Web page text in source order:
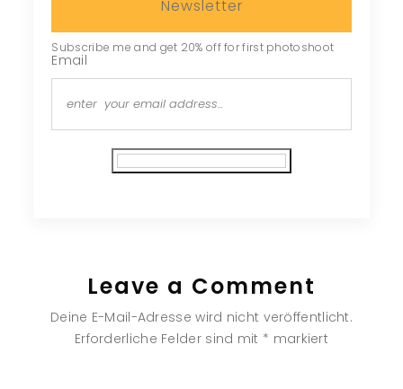
Newsletter
Subscribe me and get 20% off for first photoshoot
Email
Leave a Comment
Deine E-Mail-Adresse wird nicht veröffentlicht.
Erforderliche Felder sind mit * markiert